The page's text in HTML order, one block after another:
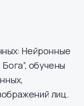
Нейронные
обучены
лиц.